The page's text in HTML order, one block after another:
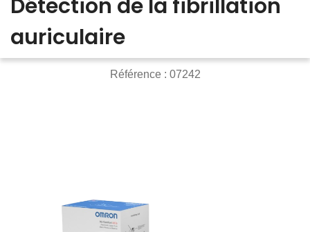
Détection de la fibrillation
auriculaire
Référence : 07242